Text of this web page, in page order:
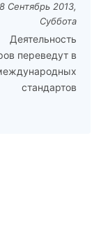
Сентябрь 2013,
Суббота
Деятельность
переведут в
стандартов